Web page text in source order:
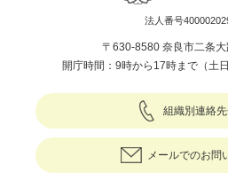
法人番号
〒630-8580 奈良市二条
開庁時間：9時から17時まで（土
組織別連絡
メールでのお問